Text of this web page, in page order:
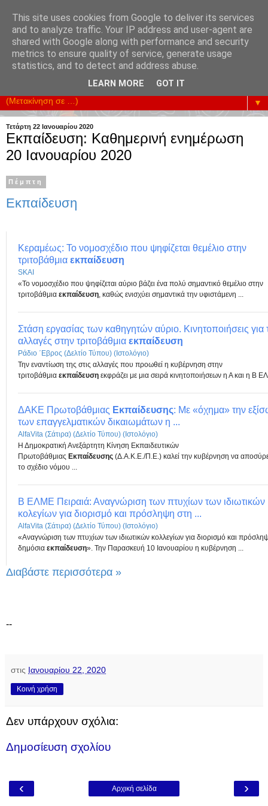
Υπηρετούμε την Επικοινωνία της Κοινωνίας. Ενισχύουμε
κάθε Προσπάθεια Οικονομικής Ανάπτυξης.
▼
Τετάρτη 22 Ιανουαρίου 2020
Εκπαίδευση: Καθημερινή ενημέρωση
20 Ιανουαρίου 2020
Πέμπτη
Εκπαίδευση
Κεραμέως: Το νομοσχέδιο που ψηφίζεται θεμέλιο στην
τριτοβάθμια εκπαίδευση
SKAI
«Το νομοσχέδιο που ψηφίζεται αύριο βάζει ένα πολύ σημαντικό θεμέλιο στην
τριτοβάθμια εκπαίδευση, καθώς ενισχύει σημαντικά την υφιστάμενη ...
Στάση εργασίας των καθηγητών αύριο. Κινητοποιήσεις για
αλλαγές στην τριτοβάθμια εκπαίδευση
Ράδιο ΄Εβρος (Δελτίο Τύπου) (Ιστολόγιο)
Την εναντίωση της στις αλλαγές που προωθεί η κυβέρνηση στην
τριτοβάθμια εκπαίδευση εκφράζει με μια σειρά κινητοποιήσεων η Α και η Β
ΔΑΚΕ Πρωτοβάθμιας Εκπαίδευσης: Με «όχημα» την
των επαγγελματικών δικαιωμάτων η ...
AlfaVita (Σάτιρα) (Δελτίο Τύπου) (Ιστολόγιο)
Η Δημοκρατική Ανεξάρτητη Κίνηση Εκπαιδευτικών
Πρωτοβάθμιας Εκπαίδευσης (Δ.Α.Κ.Ε./Π.Ε.) καλεί την κυβέρνηση να
το σχέδιο νόμου ...
Β ΕΛΜΕ Πειραιά: Αναγνώριση των πτυχίων των ιδιωτικών
κολεγίων για διορισμό και πρόσληψη στη ...
AlfaVita (Σάτιρα) (Δελτίο Τύπου) (Ιστολόγιο)
«Αναγνώριση των πτυχίων των ιδιωτικών κολλεγίων για διορισμό και
δημόσια εκπαίδευση». Την Παρασκευή 10 Ιανουαρίου η κυβέρνηση ...
Διαβάστε περισσότερα »
--
στις Ιανουαρίου 22, 2020
Κοινή χρήση
Δεν υπάρχουν σχόλια:
Δημοσίευση σχολίου
‹ ›
Αρχική σελίδα
This site uses cookies from Google to deliver its services
and to analyze traffic. Your IP address and user-agent are
shared with Google along with performance and security
metrics to ensure quality of service, generate usage
statistics, and to detect and address abuse.
LEARN MORE GOT IT